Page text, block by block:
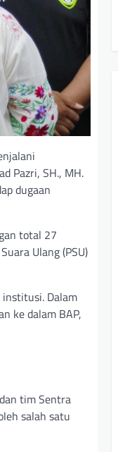
Pazri, SH., MH.
dugaan
total 27
Ulang (PSU)
institusi. Dalam
ke dalam BAP,
tim Sentra
salah satu